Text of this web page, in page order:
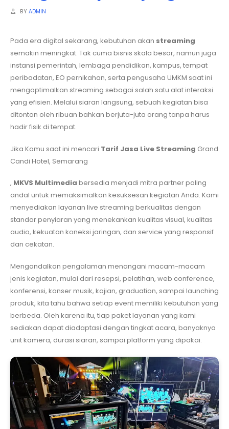
BY ADMIN
Pada era digital sekarang, kebutuhan akan streaming
semakin meningkat. Tak cuma bisnis skala besar, namun juga
instansi pemerintah, lembaga pendidikan, kampus, tempat
peribadatan, EO pernikahan, serta pengusaha UMKM saat ini
mengoptimalkan streaming sebagai salah satu alat interaksi
yang efisien. Melalui siaran langsung, sebuah kegiatan bisa
ditonton oleh ribuan bahkan berjuta-juta orang tanpa harus
hadir fisik di tempat.
Jika Kamu saat ini mencari Tarif Jasa Live Streaming Grand
Candi Hotel, Semarang
, MKVS Multimedia bersedia menjadi mitra partner paling
andal untuk memaksimalkan kesuksesan kegiatan Anda. Kami
menyediakan layanan live streaming berkualitas dengan
standar penyiaran yang menekankan kualitas visual, kualitas
audio, kekuatan koneksi jaringan, dan service yang responsif
dan cekatan.
Mengandalkan pengalaman menangani macam-macam
jenis kegiatan, mulai dari resepsi, pelatihan, web conference,
konferensi, konser musik, kajian, graduation, sampai launching
produk, kita tahu bahwa setiap event memiliki kebutuhan yang
berbeda. Oleh karena itu, tiap paket layanan yang kami
sediakan dapat diadaptasi dengan tingkat acara, banyaknya
unit kamera, durasi siaran, sampai platform yang dipakai.